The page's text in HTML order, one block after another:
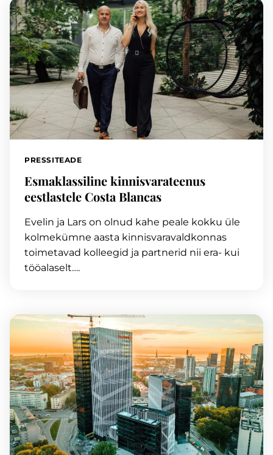
PRESSITEADE
Esmaklassiline kinnisvarateenus
eestlastele Costa Blancas
Evelin ja Lars on olnud kahe peale kokku üle
kolmekümne aasta kinnisvaravaldkonnas
toimetavad kolleegid ja partnerid nii era- kui
tööalaselt….